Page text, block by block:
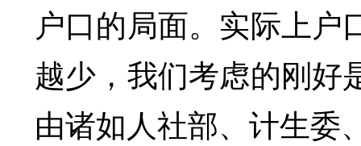
户口的局面。实际上
越少，我们考虑的刚好
由诸如人社部、计生委